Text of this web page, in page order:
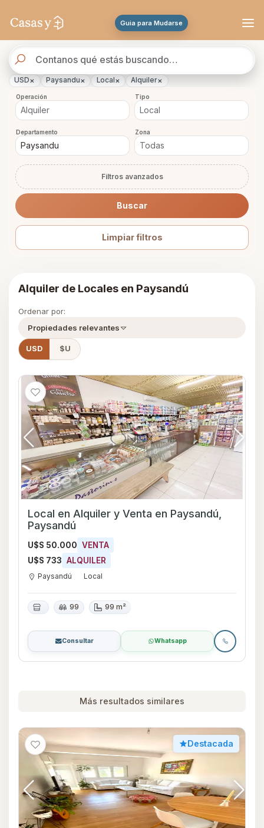
Guia para Mudarse
de
propiedades
USD× Paysandu× Local × Alquiler×
Operación Tipo
Departamento Zona
Filtros avanzados
Buscar
Limpiar filtros
Alquiler de Locales en Paysandú
Ordenar por:
Propiedades relevantes
USD $U
Local en Alquiler y Venta en Paysandú,
Paysandú
U$S 50.000 VENTA
U$S 733 ALQUILER
Paysandú Local
99 99 m²
Consultar Whatsapp
Más resultados similares
Destacada